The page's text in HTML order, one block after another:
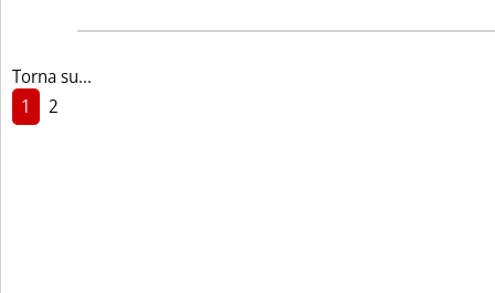
Torna su...
1
2